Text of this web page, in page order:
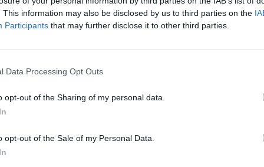
This information may also be disclosed by us to third parties on the
Participants that may further disclose it to other third parties.
Data Processing Opt Outs
opt-out of the Sharing of my personal data.
opt-out of the Sale of my Personal Data.
de Bolsas de Estágio, de
em consulta pública
de Estágio em Empresas, de Bolsas de Emprego
se em consulta pública...